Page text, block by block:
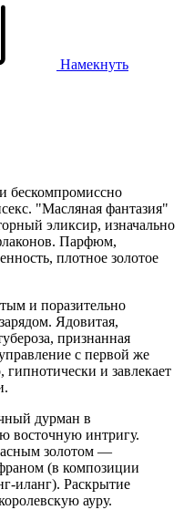
Намекнуть
бескомпромиссно
"Масляная фантазия"
эликсир, изначально
Парфюм,
плотное золотое
и поразительно
Ядовитая,
признанная
с первой же
и завлекает
дурман в
восточную интригу.
золотом —
(в композиции
иланг). Раскрытие
ауру.